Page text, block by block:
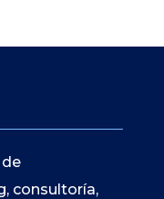
consultoría,